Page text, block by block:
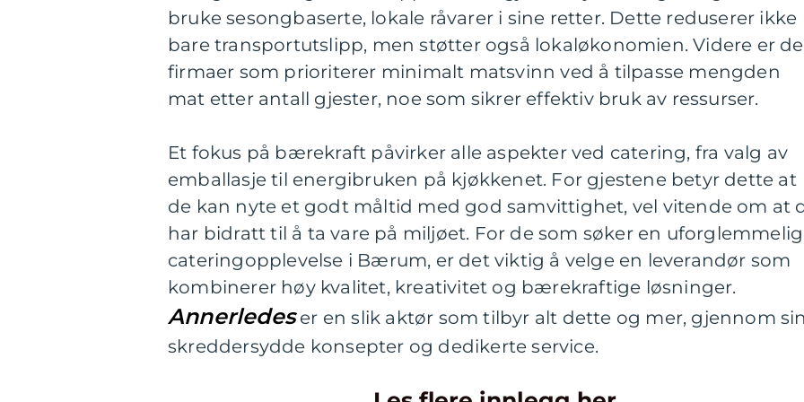
bruke sesongbaserte, lokale råvarer i sine retter. Dette reduserer ikke
bare transportutslipp, men støtter også lokaløkonomien. Videre er
firmaer som prioriterer minimalt matsvinn ved å tilpasse mengden
mat etter antall gjester, noe som sikrer effektiv bruk av ressurser.
Et fokus på bærekraft påvirker alle aspekter ved catering, fra valg av
emballasje til energibruken på kjøkkenet. For gjestene betyr dette at
de kan nyte et godt måltid med god samvittighet, vel vitende om at
har bidratt til å ta vare på miljøet. For de som søker en uforglemmelig
cateringopplevelse i Bærum, er det viktig å velge en leverandør som
kombinerer høy kvalitet, kreativitet og bærekraftige løsninger.
Annerledes er en slik aktør som tilbyr alt dette og mer, gjennom
skreddersydde konsepter og dedikerte service.